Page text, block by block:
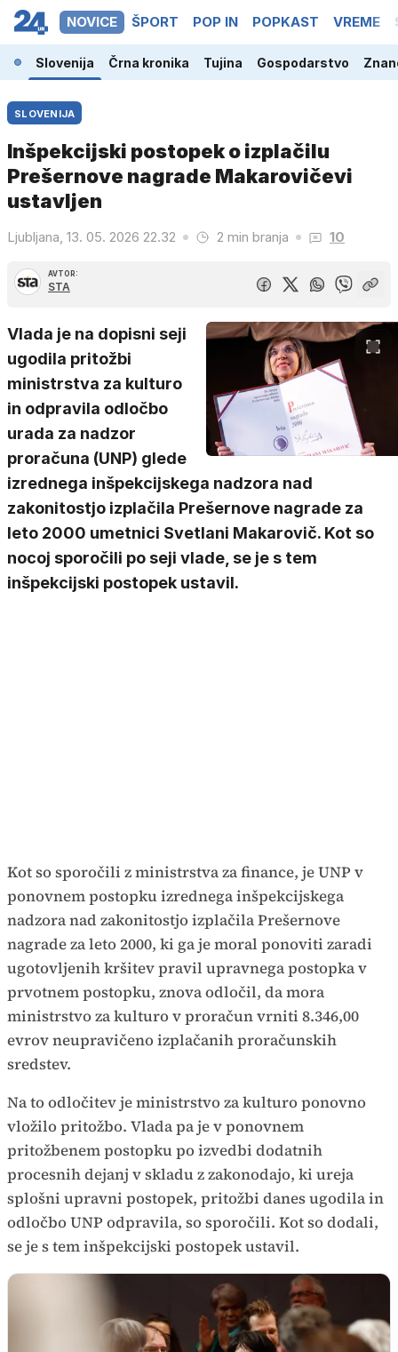
NOVICE ŠPORT POP IN POPKAST VREME
Slovenija Črna kronika Tujina Gospodarstvo
SLOVENIJA
Inšpekcijski postopek o izplačilu
Prešernove nagrade Makarovičevi
ustavljen
Ljubljana, 13. 05. 2026 22.32 2 min branja 10
AVTOR:
STA
Vlada je na dopisni seji
ugodila pritožbi
ministrstva za kulturo
in odpravila odločbo
urada za nadzor
proračuna (UNP) glede
izrednega inšpekcijskega nadzora nad
zakonitostjo izplačila Prešernove nagrade za
leto 2000 umetnici Svetlani Makarovič. Kot so
nocoj sporočili po seji vlade, se je s tem
inšpekcijski postopek ustavil.
Kot so sporočili z ministrstva za finance, je UNP v
ponovnem postopku izrednega inšpekcijskega
nadzora nad zakonitostjo izplačila Prešernove
nagrade za leto 2000, ki ga je moral ponoviti zaradi
ugotovljenih kršitev pravil upravnega postopka v
prvotnem postopku, znova odločil, da mora
ministrstvo za kulturo v proračun vrniti 8.346,00
evrov neupravičeno izplačanih proračunskih
sredstev.
Na to odločitev je ministrstvo za kulturo ponovno
vložilo pritožbo. Vlada pa je v ponovnem
pritožbenem postopku po izvedbi dodatnih
procesnih dejanj v skladu z zakonodajo, ki ureja
splošni upravni postopek, pritožbi danes ugodila in
odločbo UNP odpravila, so sporočili. Kot so dodali,
se je s tem inšpekcijski postopek ustavil.